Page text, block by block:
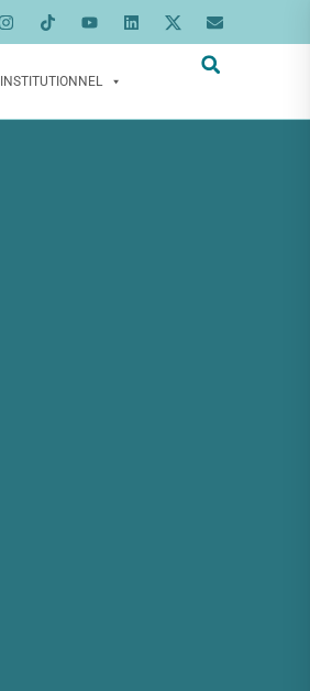
INSTITUTIONNEL